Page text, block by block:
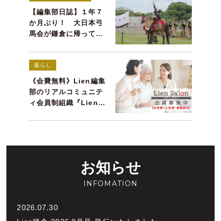
【編集部日誌】１年７
か月ぶり！ 大日本弓
馬会が鎌倉に帰ってき
暮らし
《会費無料》Lien編集
部のリアルコミュニテ
ィ会員制組織『Lien
お知らせ
INFOMATION
2026.07.30